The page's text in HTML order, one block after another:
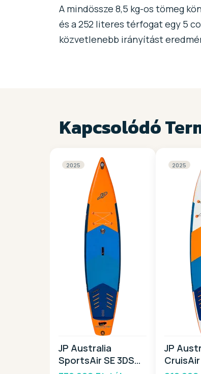
A mindössze 8,5 kg-os tömeg
és a 252 literes térfogat egy 5
közvetlenebb irányítást
Kapcsolódó
2025
JP Australia
SportsAir SE 3DS
2025
JP
CruisAir